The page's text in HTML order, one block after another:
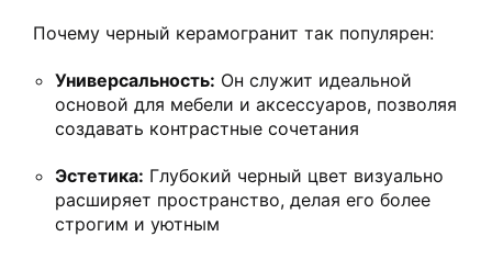
Почему черный керамогранит так популярен:
Универсальность: Он служит идеальной
основой для мебели и аксессуаров, позволяя
создавать контрастные сочетания
Эстетика: Глубокий черный цвет визуально
расширяет пространство, делая его более
строгим и уютным